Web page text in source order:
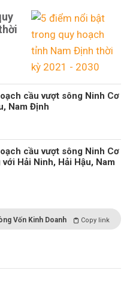
cầu vượt sông Ninh Cơ
Nam Định
cầu vượt sông Ninh Cơ
Hải Ninh, Hải Hậu, Nam
Vốn Kinh Doanh Copy link